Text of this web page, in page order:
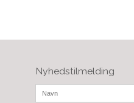
Nyhedstilmelding